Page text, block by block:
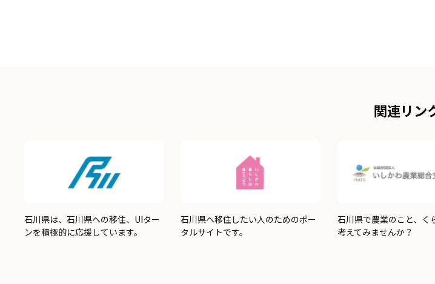
関連リン
石川県は、石川県への移住、UIター
ンを積極的に応援しています。
石川県へ移住したい人のためのポー
タルサイトです。
石川県で農業のこと、く
考えてみませんか？